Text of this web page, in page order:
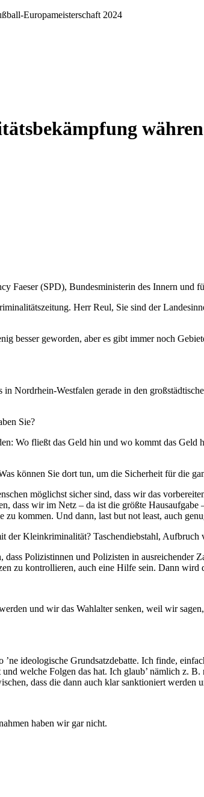
Europameisterschaft 2024
Faeser (SPD), Bundesministerin des Innern und
Herr Reul, Sie sind der
besser geworden, aber es gibt immer noch
Nordrhein-Westfalen gerade in den
Sie?
Wo fließt das Geld hin und wo kommt das Geld
können Sie dort tun, um die Sicherheit für die
möglichst sicher sind, dass wir das
dass wir im Netz – da ist die größte
kommen. Und dann, last but not least, auch
Kleinkriminalität? Taschendiebstahl, Aufbruch
Polizistinnen und Polizisten in ausreichender
zu kontrollieren, auch eine Hilfe sein. Dann
und wir das Wahlalter senken, weil wir
ideologische Grundsatzdebatte. Ich finde,
welche Folgen das hat. Ich glaub’ nämlich z.
dass die dann auch klar sanktioniert
haben wir gar nicht.